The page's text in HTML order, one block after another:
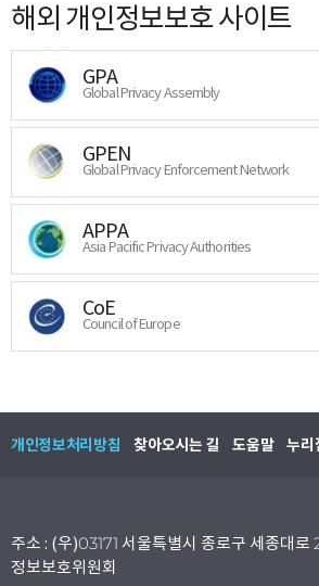
해외 개인정보보호 사이트
GPA
Global Privacy Assembly
GPEN
Global Privacy Enforcement Network
APPA
Asia Pacific Privacy Authorities
CoE
Council of Europe
개인정보처리방침 찾아오시는 길 도움말 누리
주소 : (우)03171 서울특별시 종로구 세종대로
정보보호위원회